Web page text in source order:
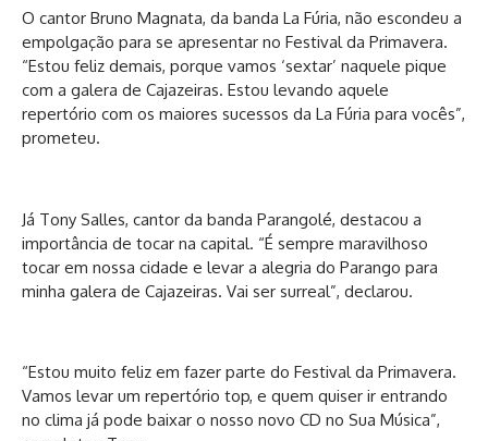
O cantor Bruno Magnata, da banda La Fúria, não escondeu a
empolgação para se apresentar no Festival da Primavera.
“Estou feliz demais, porque vamos ‘sextar’ naquele pique
com a galera de Cajazeiras. Estou levando aquele
repertório com os maiores sucessos da La Fúria para vocês”,
prometeu.
Já Tony Salles, cantor da banda Parangolé, destacou a
importância de tocar na capital. “É sempre maravilhoso
tocar em nossa cidade e levar a alegria do Parango para
minha galera de Cajazeiras. Vai ser surreal”, declarou.
“Estou muito feliz em fazer parte do Festival da Primavera.
Vamos levar um repertório top, e quem quiser ir entrando
no clima já pode baixar o nosso novo CD no Sua Música”,